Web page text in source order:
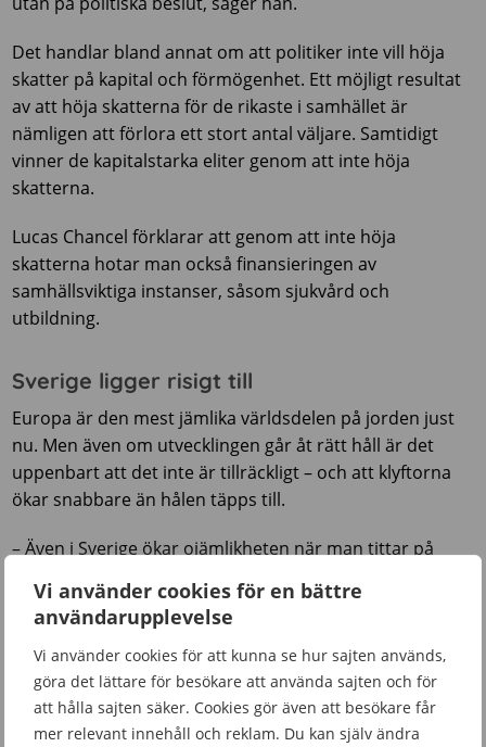
Vi använder cookies för en bättre
användarupplevelse
Vi använder cookies för att kunna se hur sajten används,
göra det lättare för besökare att använda sajten och för
att hålla sajten säker. Cookies gör även att besökare får
mer relevant innehåll och reklam. Du kan själv ändra
Det handlar bland annat om att politiker inte vill höja
skatter på kapital och förmögenhet. Ett möjligt resultat
av att höja skatterna för de rikaste i samhället är
nämligen att förlora ett stort antal väljare. Samtidigt
vinner de kapitalstarka eliter genom att inte höja
skatterna.
Lucas Chancel förklarar att genom att inte höja
skatterna hotar man också finansieringen av
samhällsviktiga instanser, såsom sjukvård och
utbildning.
Sverige ligger risigt till
Europa är den mest jämlika världsdelen på jorden just
nu. Men även om utvecklingen går åt rätt håll är det
uppenbart att det inte är tillräckligt – och att klyftorna
ökar snabbare än hålen täpps till.
– Även i Sverige ökar ojämlikheten när man tittar på
Dessutom, fortsätter han, har antalet personer som i
dag lever inte bara i fattigdom utan extrem fattigdom
ökat över hela världen. På andra sidan av vågen har de
allra rikaste blivit ännu rikare tack vare den stigande
börsen.